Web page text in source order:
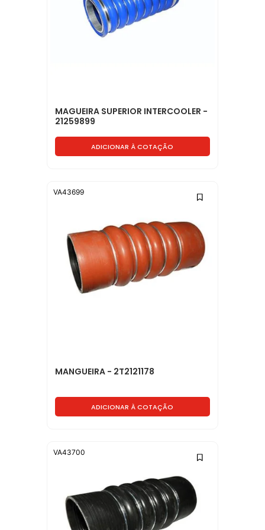
MAGUEIRA SUPERIOR INTERCOOLER -
21259899
ADICIONAR À COTAÇÃO
MANGUEIRA - 2T2121178
ADICIONAR À COTAÇÃO
VA43699
VA43700